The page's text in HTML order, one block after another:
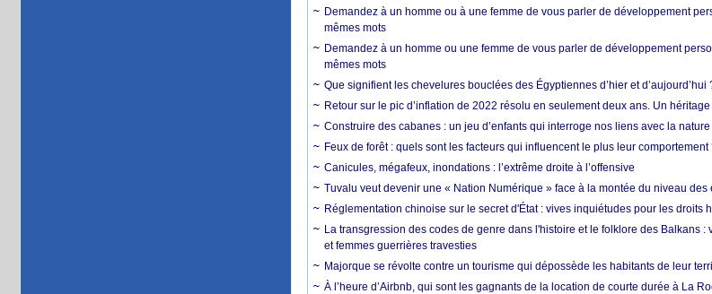
Demandez à un homme ou à une femme de vous parler de développement
mêmes mots
Demandez à un homme ou une femme de vous parler de développement
mêmes mots
Que signifient les chevelures bouclées des Égyptiennes d’hier et d’aujourd’hui
Retour sur le pic d’inflation de 2022 résolu en seulement deux ans. Un
Construire des cabanes : un jeu d’enfants qui interroge nos liens avec la nature
Feux de forêt : quels sont les facteurs qui influencent le plus leur comportement
Canicules, mégafeux, inondations : l’extrême droite à l’offensive
Tuvalu veut devenir une « Nation Numérique » face à la montée du niveau des
Réglementation chinoise sur le secret d'État : vives inquiétudes pour les droits
La transgression des codes de genre dans l'histoire et le folklore des Balkans :
et femmes guerrières travesties
Majorque se révolte contre un tourisme qui dépossède les habitants de leur
À l’heure d’Airbnb, qui sont les gagnants de la location de courte durée à La